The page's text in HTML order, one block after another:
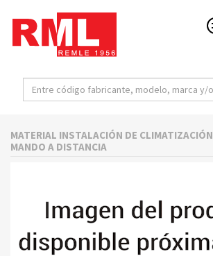
MATERIAL INSTALACIÓN DE CLIMATIZACIÓN
MANDO A DISTANCIA